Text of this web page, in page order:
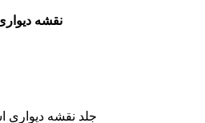
نقشه